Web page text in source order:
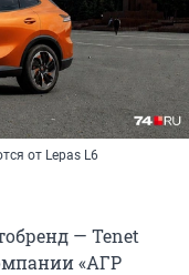
от Lepas L6
— Tenet
«АГР